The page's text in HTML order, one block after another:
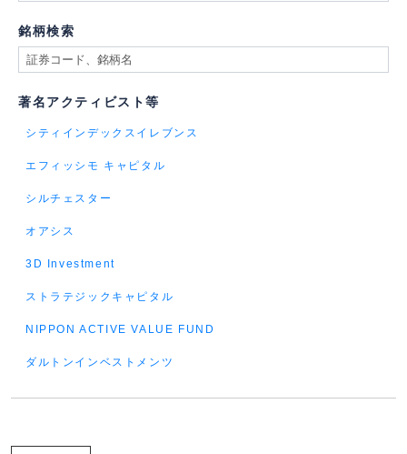
銘柄検索
著名アクティビスト等
シティインデックスイレブンス
エフィッシモ キャピタル
シルチェスター
オアシス
3D Investment
ストラテジックキャピタル
NIPPON ACTIVE VALUE FUND
ダルトンインベストメンツ